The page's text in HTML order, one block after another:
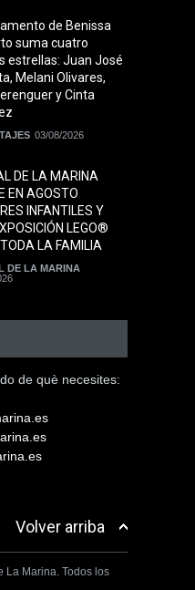
de Benissa
suma cuatro
estrellas: Juan José
Melani Olivares,
y Cinta
03/08/2026
DE LA MARINA
EN AGOSTO
INFANTILES Y
LEGO®
LA FAMILIA
DE LA MARINA
de què necesites:
Volver arriba
La Marina. Todos los